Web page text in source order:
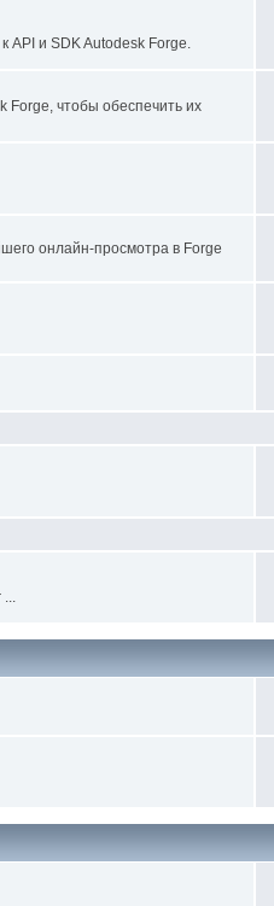
API и SDK Autodesk Forge.
Forge, чтобы обеспечить их
онлайн-просмотра в Forge